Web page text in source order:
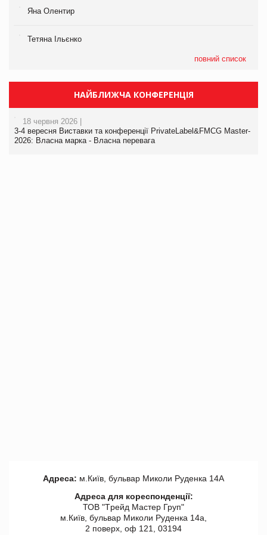
Яна Олентир
Тетяна Ільєнко
повний список
НАЙБЛИЖЧА КОНФЕРЕНЦІЯ
18 червня 2026 |
3-4 вересня Виставки та конференції PrivateLabel&FMCG Master-
2026: Власна марка - Власна перевага
Адреса: м.Київ, бульвар Миколи Руденка 14А
Адреса для кореспонденції:
ТОВ "Tрейд Мастер Груп"
м.Київ, бульвар Миколи Руденка 14а,
2 поверх, оф 121, 03194